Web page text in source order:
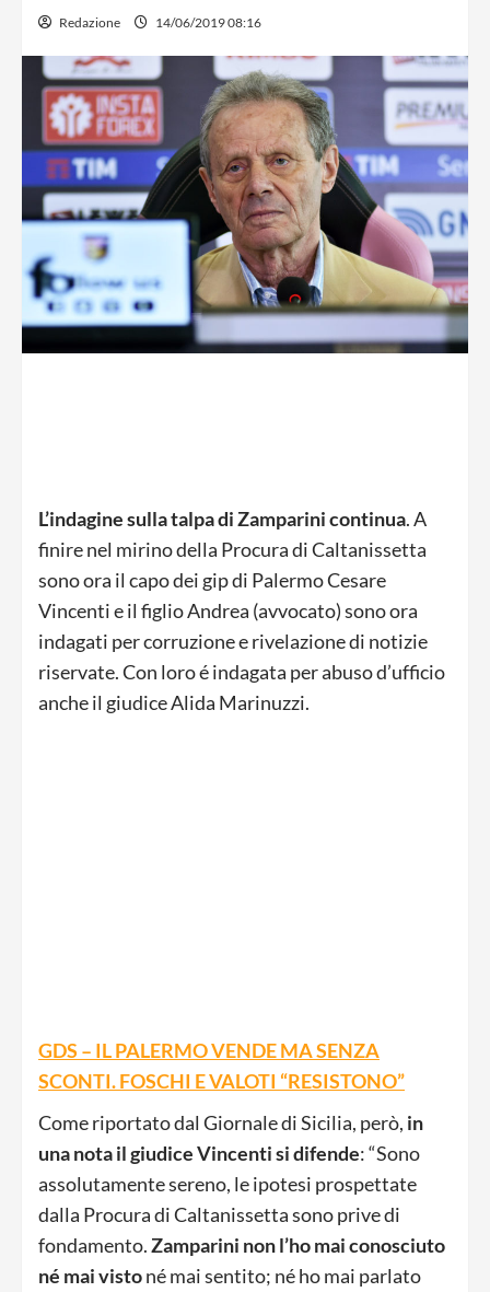
Redazione 14/06/2019 08:16
L’indagine sulla talpa di Zamparini continua. A
finire nel mirino della Procura di Caltanissetta
sono ora il capo dei gip di Palermo Cesare
Vincenti e il figlio Andrea (avvocato) sono ora
indagati per corruzione e rivelazione di notizie
riservate. Con loro é indagata per abuso d’ufficio
anche il giudice Alida Marinuzzi.
GDS – IL PALERMO VENDE MA SENZA
SCONTI. FOSCHI E VALOTI “RESISTONO”
Come riportato dal Giornale di Sicilia, però, in
una nota il giudice Vincenti si difende: “Sono
assolutamente sereno, le ipotesi prospettate
dalla Procura di Caltanissetta sono prive di
fondamento.Zamparini non l’ho mai conosciuto
né mai vistoné mai sentito; né ho mai parlato